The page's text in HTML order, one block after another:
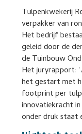
Tulpenkwekerij
verpakker van
Het bedrijf
geleid door de
de Tuinbouw
Het juryrapport:
het gestart met
footprint per
innovatiekracht
onder druk staat